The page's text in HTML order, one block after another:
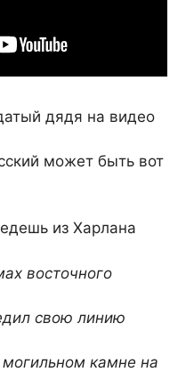
дядя на видео
может быть вот
из Харлана
восточного
свою линию
могильном камне на